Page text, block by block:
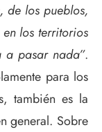
de los pueblos,
los territorios
a pasar nada”.
para los
también es la
general. Sobre